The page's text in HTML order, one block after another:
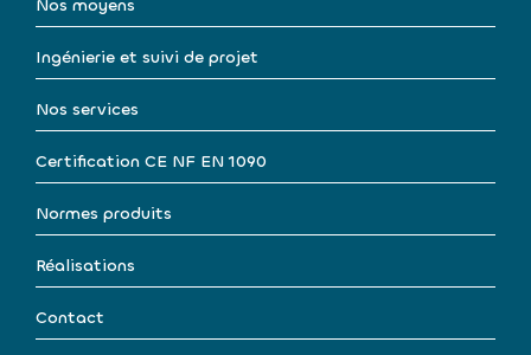
Nos moyens
Ingénierie et suivi de projet
Nos services
Certification CE NF EN 1090
Normes produits
Réalisations
Contact